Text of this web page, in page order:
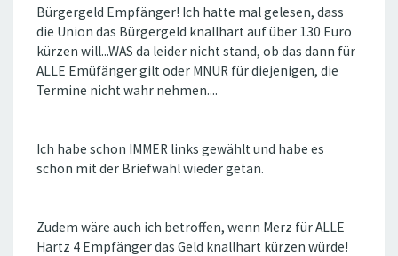
Bürgergeld Empfänger! Ich hatte mal gelesen, dass
die Union das Bürgergeld knallhart auf über 130 Euro
kürzen will...WAS da leider nicht stand, ob das dann für
ALLE Emüfänger gilt oder MNUR für diejenigen, die
Termine nicht wahr nehmen....
Ich habe schon IMMER links gewählt und habe es
schon mit der Briefwahl wieder getan.
Zudem wäre auch ich betroffen, wenn Merz für ALLE
Hartz 4 Empfänger das Geld knallhart kürzen würde!